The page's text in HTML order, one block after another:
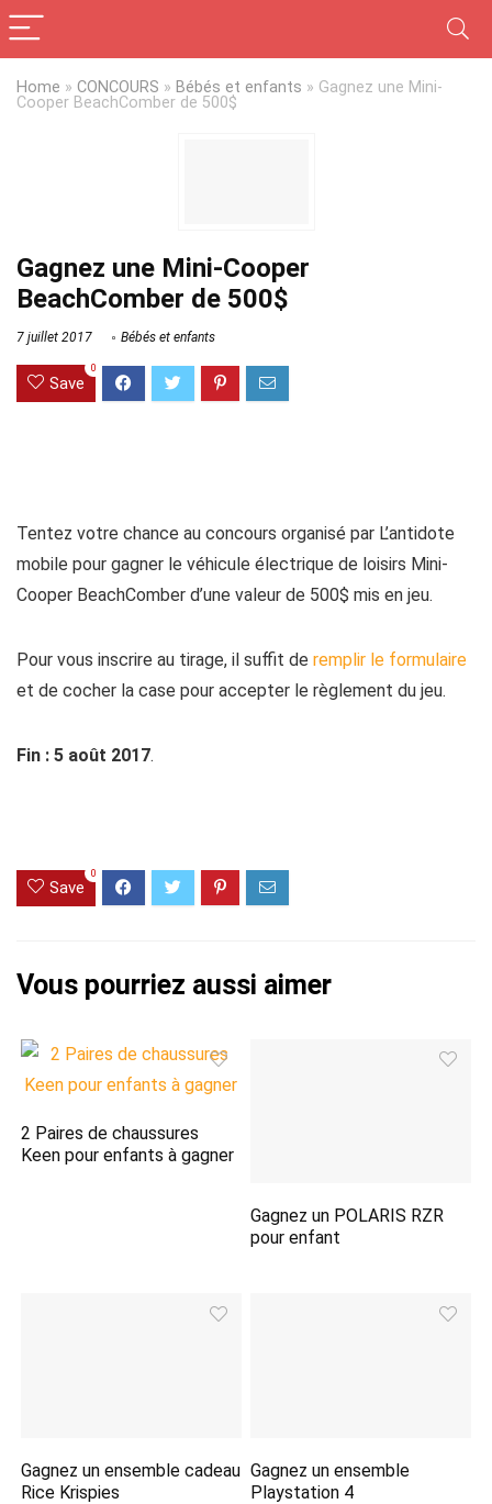
Home » CONCOURS » Bébés et enfants » Gagnez une Mini-
Cooper BeachComber de 500$
Gagnez une Mini-Cooper
BeachComber de 500$
7 juillet 2017 Bébés et enfants
Save
0
Tentez votre chance au concours organisé par L’antidote
mobile pour gagner le véhicule électrique de loisirs Mini-
Cooper BeachComber d’une valeur de 500$ mis en jeu.
Pour vous inscrire au tirage, il suffit de remplir le formulaire
et de cocher la case pour accepter le règlement du jeu.
Fin : 5 août 2017.
Save
0
2 Paires de chaussures
Keen pour enfants à gagner
Gagnez un POLARIS RZR
pour enfant
Gagnez un ensemble cadeau
Rice Krispies
Gagnez un ensemble
Playstation 4